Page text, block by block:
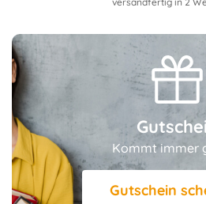
Kommt immer
Gutschein